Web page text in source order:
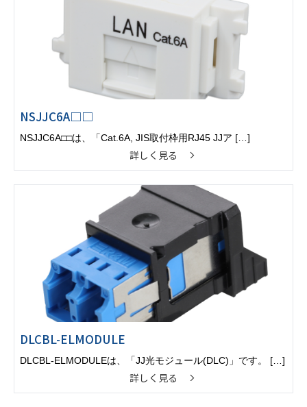
NSJJC6A□□
NSJJC6A□□は、「Cat.6A, JIS取付枠用RJ45 JJア […]
詳しく見る
DLCBL-ELMODULE
DLCBL-ELMODULEは、「JJ光モジュール(DLC)」です。 […]
詳しく見る